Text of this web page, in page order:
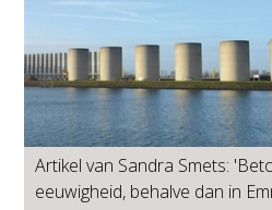
Artikel van Sandra Smets:
eeuwigheid, behalve dan in